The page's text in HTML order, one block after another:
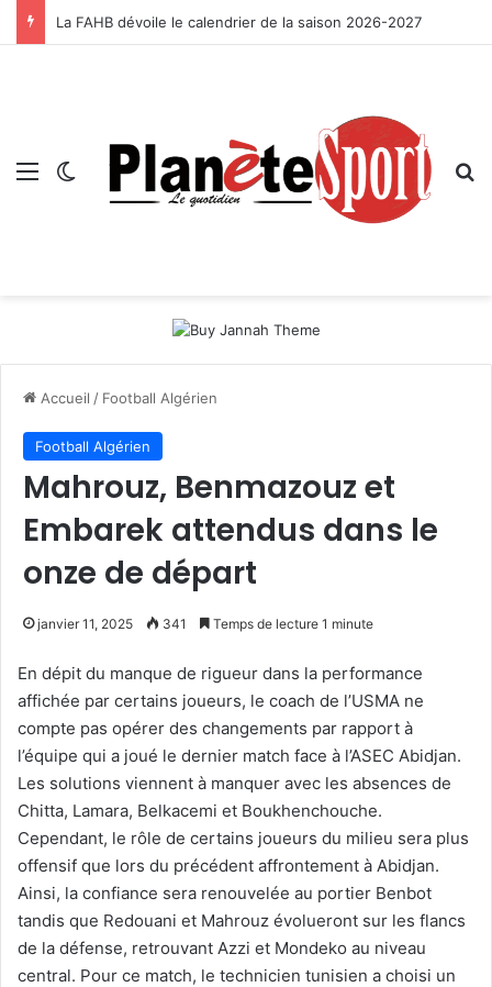
La FAHB dévoile le calendrier de la saison 2026-2027
Menu Switch skin
Accueil / Football Algérien
Football Algérien
Mahrouz, Benmazouz et
Embarek attendus dans le
onze de départ
janvier 11, 2025 341 Temps de lecture 1 minute
En dépit du manque de rigueur dans la performance
affichée par certains joueurs, le coach de l’USMA ne
compte pas opérer des changements par rapport à
l’équipe qui a joué le dernier match face à l’ASEC Abidjan.
Les solutions viennent à manquer avec les absences de
Chitta, Lamara, Belkacemi et Boukhenchouche.
Cependant, le rôle de certains joueurs du milieu sera plus
offensif que lors du précédent affrontement à Abidjan.
Ainsi, la confiance sera renouvelée au portier Benbot
tandis que Redouani et Mahrouz évolueront sur les flancs
de la défense, retrouvant Azzi et Mondeko au niveau
central. Pour ce match, le technicien tunisien a choisi un